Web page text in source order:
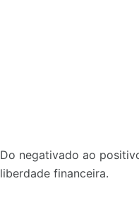
Do negativado ao
liberdade financeira.